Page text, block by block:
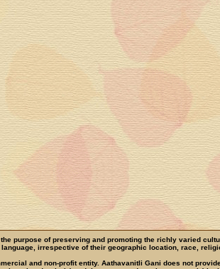
purpose of preserving and promoting the richly varied
irrespective of their geographic location, race,
and non-profit entity. Aathavanitli Gani does not